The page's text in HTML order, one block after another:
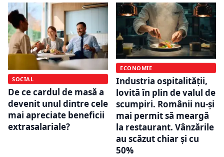
SOCIAL
De ce cardul de masă a
devenit unul dintre cele
mai apreciate beneficii
extrasalariale?
ECONOMIE
Industria ospitalității,
lovită în plin de valul de
scumpiri. Românii nu-și
mai permit să meargă
la restaurant. Vânzările
au scăzut chiar și cu
50%